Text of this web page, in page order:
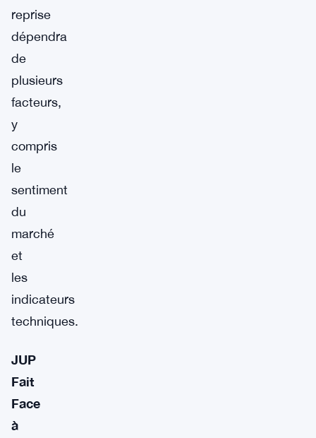
reprise
dépendra
de
plusieurs
facteurs,
y
compris
le
sentiment
du
marché
et
les
indicateurs
techniques.
JUP
Fait
Face
à